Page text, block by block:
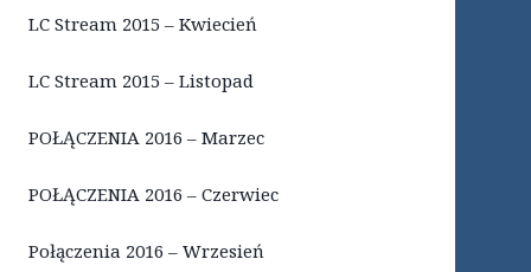
LC Stream 2015 – Kwiecień
LC Stream 2015 – Listopad
POŁĄCZENIA 2016 – Marzec
POŁĄCZENIA 2016 – Czerwiec
Połączenia 2016 – Wrzesień